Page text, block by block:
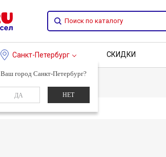
Санкт-Петербург
Ваш город Санкт-Петербург?
ДА НЕТ
СКИДКИ